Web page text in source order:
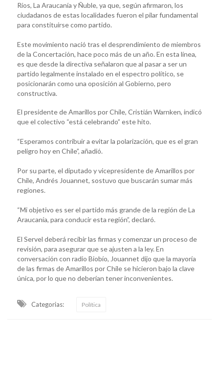
Ríos, La Araucanía y Ñuble, ya que, según afirmaron, los
ciudadanos de estas localidades fueron el pilar fundamental
para constituirse como partido.
Este movimiento nació tras el desprendimiento de miembros
de la Concertación, hace poco más de un año. En esta línea,
es que desde la directiva señalaron que al pasar a ser un
partido legalmente instalado en el espectro político, se
posicionarán como una oposición al Gobierno, pero
constructiva.
El presidente de Amarillos por Chile, Cristián Warnken, indicó
que el colectivo “está celebrando” este hito.
“Esperamos contribuir a evitar la polarización, que es el gran
peligro hoy en Chile”, añadió.
Por su parte, el diputado y vicepresidente de Amarillos por
Chile, Andrés Jouannet, sostuvo que buscarán sumar más
regiones.
“Mi objetivo es ser el partido más grande de la región de La
Araucanía, para conducir esta región”, declaró.
El Servel deberá recibir las firmas y comenzar un proceso de
revisión, para asegurar que se ajusten a la ley. En
conversación con radio Biobío, Jouannet dijo que la mayoría
de las firmas de Amarillos por Chile se hicieron bajo la clave
única, por lo que no deberían tener inconvenientes.
Categorias: Política